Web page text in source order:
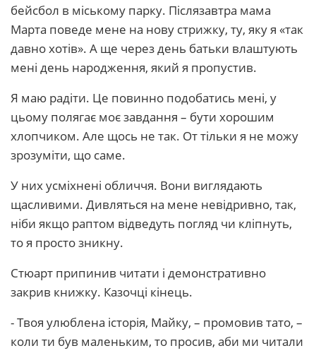
бейсбол в міському парку. Післязавтра мама
Марта поведе мене на нову стрижку, ту, яку я «так
давно хотів». А ще через день батьки влаштують
мені день народження, який я пропустив.
Я маю радіти. Це повинно подобатись мені, у
цьому полягає моє завдання – бути хорошим
хлопчиком. Але щось не так. От тільки я не можу
зрозуміти, що саме.
У них усміхнені обличчя. Вони виглядають
щасливими. Дивляться на мене невідривно, так,
ніби якщо раптом відведуть погляд чи кліпнуть,
то я просто зникну.
Стюарт припинив читати і демонстративно
закрив книжку. Казочці кінець.
- Твоя улюблена історія, Майку, – промовив тато, –
коли ти був маленьким, то просив, аби ми читали